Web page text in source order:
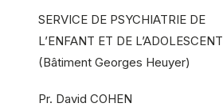
SERVICE DE PSYCHIATRIE DE
L’ENFANT ET DE L’ADOLESCENT
(Bâtiment Georges Heuyer)
Pr. David COHEN